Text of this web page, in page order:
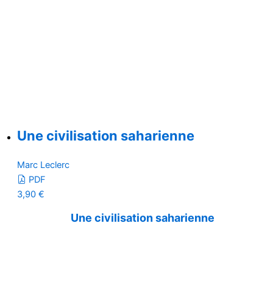
Une civilisation saharienne
Marc Leclerc
PDF
3,90 €
Une civilisation saharienne